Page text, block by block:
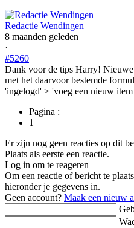
Redactie Wendingen
8 maanden geleden
·
#5260
Dank voor de tips Harry!
met het daarvoor bestemde
'ingelogd' > 'voeg een nieuw item
Pagina :
1
Er zijn nog geen reacties op dit
Plaats als eerste een reactie.
Log in om te reageren
Om een reactie of bericht te
hieronder je gegevens in.
Geen account? Maak een nieuw